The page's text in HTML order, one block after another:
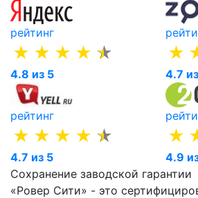
рейтинг
4.8 из 5 4.7
рейтинг
4.7 из 5
4.9
Сохранение заводской гарантии
«Ровер Сити» - это